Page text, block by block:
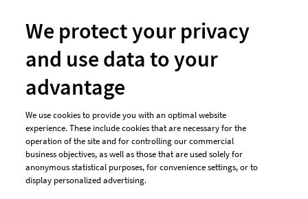
Unsere Zahlungsarten
We protect your privacy
and use data to your
advantage
We use cookies to provide you with an optimal website
experience. These include cookies that are necessary for the
operation of the site and for controlling our commercial
business objectives, as well as those that are used solely for
anonymous statistical purposes, for convenience settings, or to
display personalized advertising.